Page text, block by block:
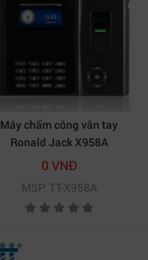
Máy chấm công vân tay
Ronald Jack X958A
0 VNĐ
MSP: TT-X958A